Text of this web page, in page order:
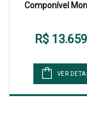
Componível
R$
VER